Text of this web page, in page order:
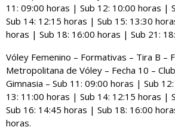
11: 09:00 horas | Sub 12: 10:00 horas |
Sub 14: 12:15 horas | Sub 15: 13:30
horas | Sub 18: 16:00 horas | Sub 21:
Vóley Femenino – Formativas – Tira B –
Metropolitana de Vóley – Fecha 10 –
Gimnasia – Sub 11: 09:00 horas | Sub
13: 11:00 horas | Sub 14: 12:15 horas |
Sub 16: 14:45 horas | Sub 18: 16:00
horas.